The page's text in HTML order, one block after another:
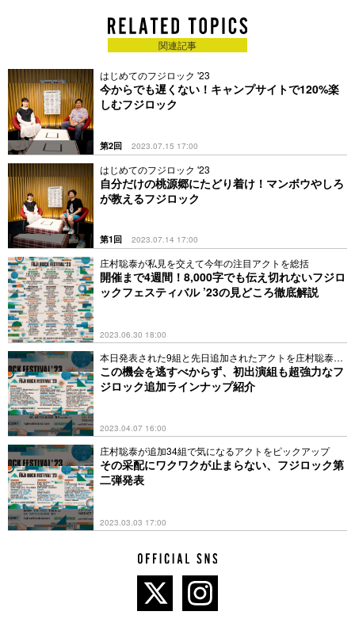
関連記事
はじめてのフジロック '23
今からでも遅くない！キャンプサイトで120%楽
しむフジロック
第2回 2023.07.15 17:00
はじめてのフジロック '23
自分だけの桃源郷にたどり着け！マンボウやしろ
が教えるフジロック
第1回 2023.07.14 17:00
庄村聡泰が私見を交えて今年の注目アクトを総括
開催まで4週間！8,000字でも伝え切れないフジロ
ックフェスティバル ’23の見どころ徹底解説
2023.06.30 18:00
本日発表された9組と先日追加されたアクトを庄村聡泰が
解説
この機会を逃すべからず、初出演組も超強力なフ
ジロック追加ラインナップ紹介
2023.04.07 16:00
庄村聡泰が追加34組で気になるアクトをピックアップ
その采配にワクワクが止まらない、フジロック第
二弾発表
2023.03.03 17:00